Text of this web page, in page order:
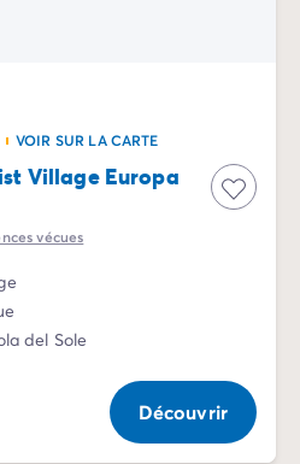
VOIR SUR LA CARTE
Village Europa
vécues
del Sole
Découvrir